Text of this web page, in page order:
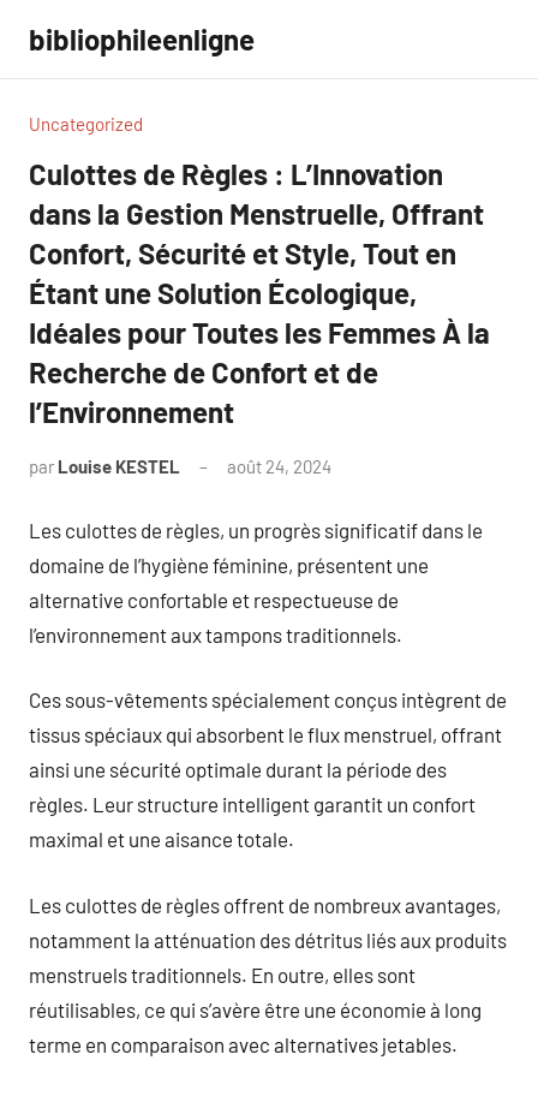
contenu
bibliophileenligne
Uncategorized
Culottes de Règles : L’Innovation
dans la Gestion Menstruelle, Offrant
Confort, Sécurité et Style, Tout en
Étant une Solution Écologique,
Idéales pour Toutes les Femmes À la
Recherche de Confort et de
l’Environnement
par Louise KESTEL août 24, 2024
Les culottes de règles, un progrès significatif dans le
domaine de l’hygiène féminine, présentent une
alternative confortable et respectueuse de
l’environnement aux tampons traditionnels.
Ces sous-vêtements spécialement conçus intègrent de
tissus spéciaux qui absorbent le flux menstruel, offrant
ainsi une sécurité optimale durant la période des
règles. Leur structure intelligent garantit un confort
maximal et une aisance totale.
Les culottes de règles offrent de nombreux avantages,
notamment la atténuation des détritus liés aux produits
menstruels traditionnels. En outre, elles sont
réutilisables, ce qui s’avère être une économie à long
terme en comparaison avec alternatives jetables.